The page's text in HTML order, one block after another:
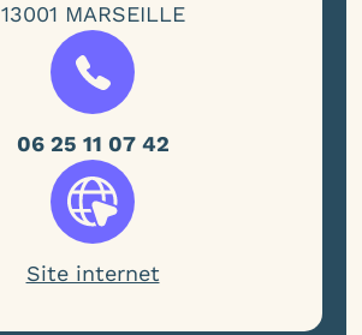
13001 MARSEILLE
06 25 11 07 42
Site internet